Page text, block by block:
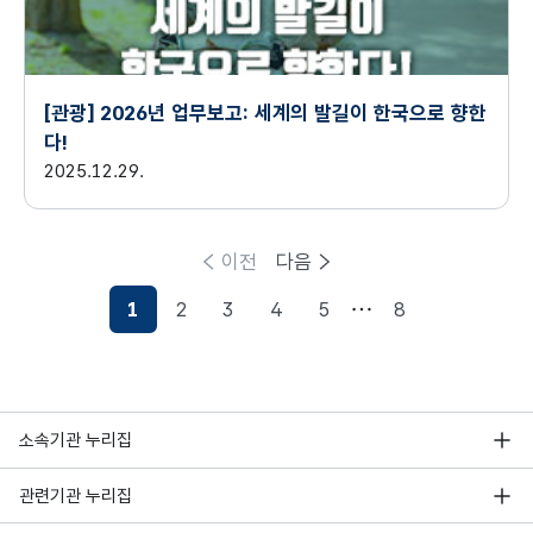
[관광] 2026년 업무보고: 세계의 발길이 한국으로 향한
다!
2025.12.29.
이전
현재페이지
1 2 3 4 5 8
다음
소속기관 누리집
관련기관 누리집